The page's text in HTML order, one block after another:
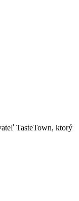
TasteTown, ktorý